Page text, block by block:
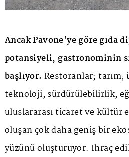
Ancak Pavone'ye göre gıda
potansiyeli, gastronominin
başlıyor. Restoranlar;
teknoloji, sürdürülebilirlik,
uluslararası ticaret ve kültür
oluşan çok daha geniş bir
yüzünü oluşturuyor. İhraç